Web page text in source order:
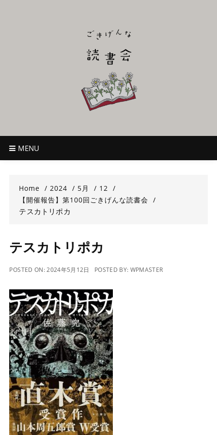
ごきげんな読
~児童書好き主催者によるオールジャンルOK！のんびり読書会~
MENU
Home 2024 5月
12
【開催報告】第100回ごきげんな読書会
テスカトリポカ
テスカトリポカ
POSTED ON:2024年5月12日 POSTED BY: WPMASTER